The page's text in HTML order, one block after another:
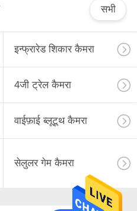
सभी
इन्फ्रारेड शिकार कैमरा
4जी ट्रेल कैमरा
वाईफ़ाई ब्लूटूथ कैमरा
सेलुलर गेम कैमरा